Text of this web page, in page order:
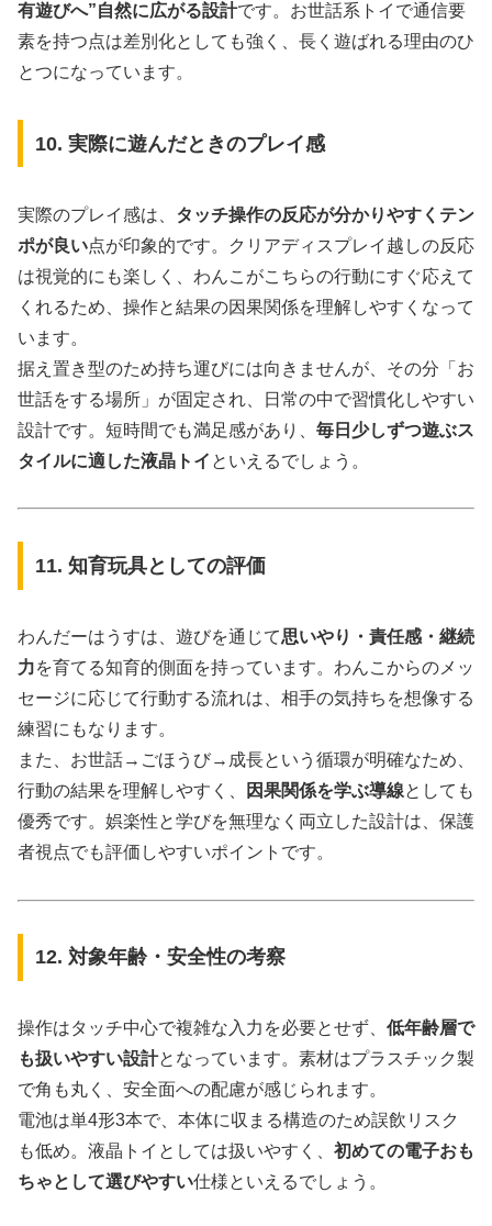
有遊びへ”自然に広がる設計です。お世話系トイで通信要
素を持つ点は差別化としても強く、長く遊ばれる理由のひ
とつになっています。
10. 実際に遊んだときのプレイ感
実際のプレイ感は、 タッチ操作の反応が分かりやすくテン
ポが良い点が印象的です。クリアディスプレイ越しの反応
は視覚的にも楽しく、わんこがこちらの行動にすぐ応えて
くれるため、操作と結果の因果関係を理解しやすくなって
います。
据え置き型のため持ち運びには向きませんが、その分「お
世話をする場所」が固定され、日常の中で習慣化しやすい
設計です。短時間でも満足感があり、 毎日少しずつ遊ぶス
タイルに適した液晶トイ といえるでしょう。
11. 知育玩具としての評価
わんだーはうすは、遊びを通じて思いやり・責任感・継続
力を育てる知育的側面を持っています。わんこからのメッ
セージに応じて行動する流れは、相手の気持ちを想像する
練習にもなります。
また、お世話→ごほうび→成長という循環が明確なため、
行動の結果を理解しやすく、
因果関係を学ぶ導線としても
優秀です。娯楽性と学びを無理なく両立した設計は、保護
者視点でも評価しやすいポイントです。
12. 対象年齢・安全性の考察
操作はタッチ中心で複雑な入力を必要とせず、 低年齢層で
も扱いやすい設計となっています。素材はプラスチック製
で角も丸く、安全面への配慮が感じられます。
電池は単4形3本で、本体に収まる構造のため誤飲リスク
も低め。液晶トイとしては扱いやすく、 初めての電子おも
ちゃとして選びやすい仕様といえるでしょう。